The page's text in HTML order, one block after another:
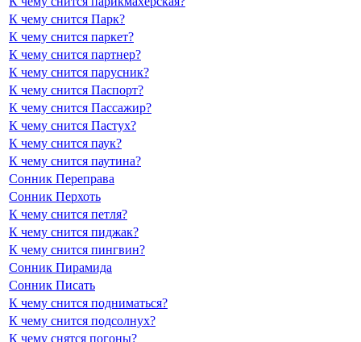
К чему снится Парк?
К чему снится паркет?
К чему снится партнер?
К чему снится парусник?
К чему снится Паспорт?
К чему снится Пассажир?
К чему снится Пастух?
К чему снится паук?
К чему снится паутина?
Сонник Переправа
Сонник Перхоть
К чему снится петля?
К чему снится пиджак?
К чему снится пингвин?
Сонник Пирамида
Сонник Писать
К чему снится подниматься?
К чему снится подсолнух?
К чему снятся погоны?